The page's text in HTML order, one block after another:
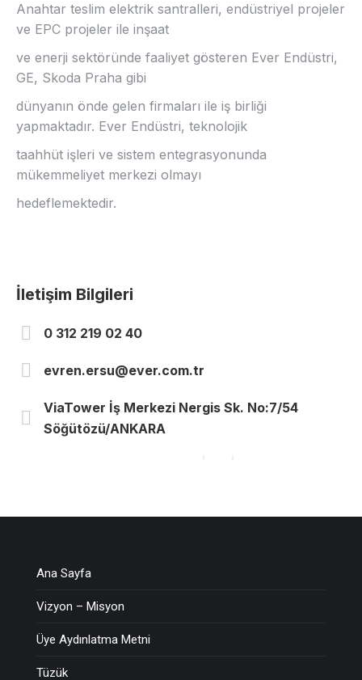
Anahtar teslim elektrik santralleri, endüstriyel projeler
ve EPC projeler ile inşaat
ve enerji sektöründe faaliyet gösteren Ever Endüstri,
GE, Skoda Praha gibi
dünyanın önde gelen firmaları ile iş birliği
yapmaktadır. Ever Endüstri, teknolojik
taahhüt işleri ve sistem entegrasyonunda
mükemmeliyet merkezi olmayı
hedeflemektedir.
İletişim Bilgileri
0 312 219 02 40
evren.ersu@ever.com.tr
ViaTower İş Merkezi Nergis Sk. No:7/54
Söğütözü/ANKARA
Ana Sayfa
Vizyon – Misyon
Üye Aydınlatma Metni
Tüzük